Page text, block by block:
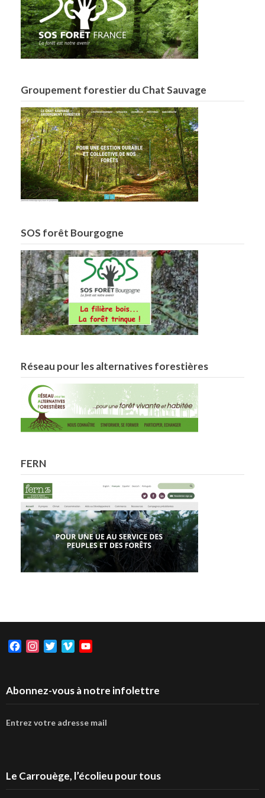
Groupement forestier du Chat Sauvage
SOS forêt Bourgogne
Réseau pour les alternatives forestières
FERN
FacebookInstagramTwitterVimeo
Abonnez-vous à notre infolettre
Entrez votre adresse mail
Le Carrouège, l’écolieu pour tous